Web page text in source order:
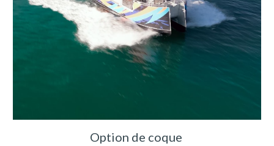
Option de coque